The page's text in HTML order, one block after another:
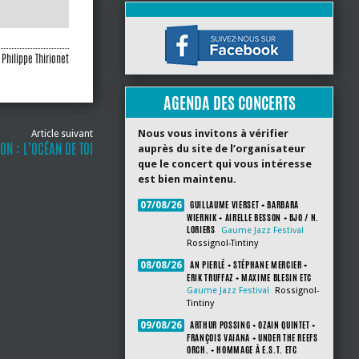
Philippe Thirionet
Article suivant
: L’OCÉAN DE TOI
AGENDA DES CONCERTS
Nous vous invitons à vérifier
auprès du site de l’organisateur
que le concert qui vous intéresse
est bien maintenu.
07/08/26
GUILLAUME VIERSET + BARBARA
WIERNIK + AIRELLE BESSON + BJO / N.
LORIERS
Gaume Jazz Festival
Rossignol-Tintiny
08/08/26
AN PIERLÉ + STÉPHANE MERCIER +
ERIK TRUFFAZ + MAXIME BLESIN ETC
Gaume Jazz Festival
Rossignol-
Tintiny
09/08/26
ARTHUR POSSING + OZAIN QUINTET +
FRANÇOIS VAIANA + UNDER THE REEFS
ORCH. + HOMMAGE À E.S.T. ETC